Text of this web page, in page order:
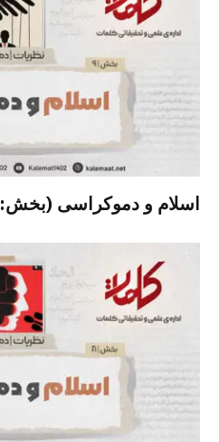
اسلام و دموکراسی (بخش: ۹)